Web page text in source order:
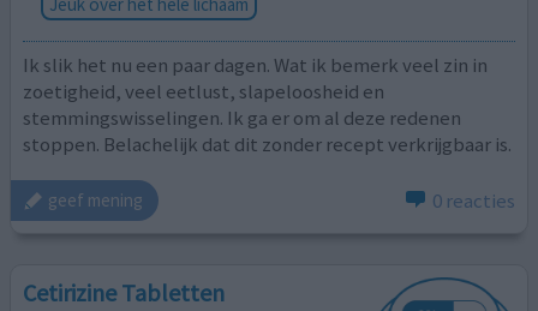
Ik slik het nu een paar dagen. Wat ik bemerk veel zin in
zoetigheid, veel eetlust, slapeloosheid en
stemmingswisselingen. Ik ga er om al deze redenen
stoppen. Belachelijk dat dit zonder recept verkrijgbaar is.
geef mening 0 reacties
Cetirizine Tabletten